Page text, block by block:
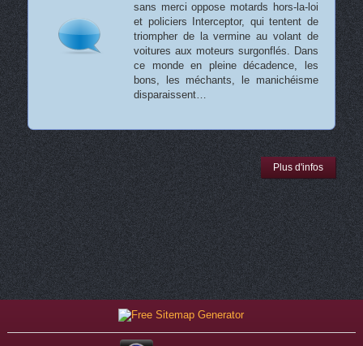
sans merci oppose motards hors-la-loi
et policiers Interceptor, qui tentent de
triompher de la vermine au volant de
voitures aux moteurs surgonflés. Dans
ce monde en pleine décadence, les
bons, les méchants, le manichéisme
disparaissent…
Plus d'infos